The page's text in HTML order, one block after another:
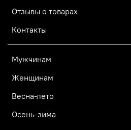
Отзывы о товарах
Контакты
Мужчинам
Женщинам
Весна-лето
Осень-зима